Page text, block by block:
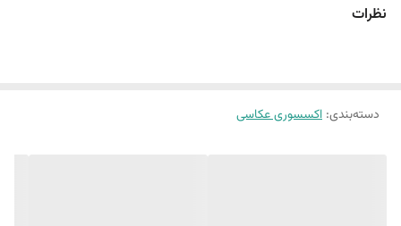
نظرات
دسته‌بندی: اکسسوری عکاسی